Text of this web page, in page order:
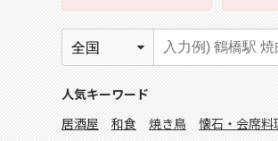
人気キーワード
居酒屋
和食 焼き鳥 懐石・会席料